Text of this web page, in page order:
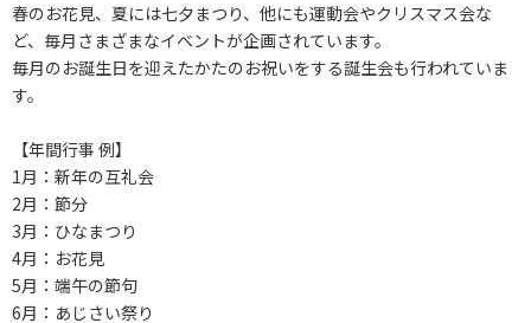
春のお花見、夏には七夕まつり、他にも運動会やクリスマス会な
ど、毎月さまざまなイベントが企画されています。
毎月のお誕生日を迎えたかたのお祝いをする誕生会も行われていま
す。
【年間行事 例】
1月：新年の互礼会
2月：節分
3月：ひなまつり
4月：お花見
5月：端午の節句
6月：あじさい祭り